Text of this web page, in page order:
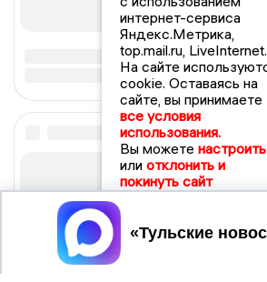
интернет-сервиса
Яндекс.Метрика,
top.mail.ru, LiveInternet.
На сайте
cookie. Оставаясь на
сайте, вы принимаете
все условия
использования.
Вы можете настроить
или отклонить и
покинуть сайт
Принять